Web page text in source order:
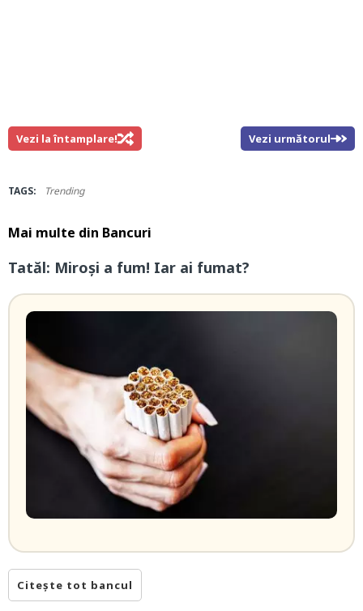
Vezi la întamplare! Vezi următorul
TAGS: Trending
Mai multe din Bancuri
Tatăl: Miroși a fum! Iar ai fumat?
Citește tot bancul